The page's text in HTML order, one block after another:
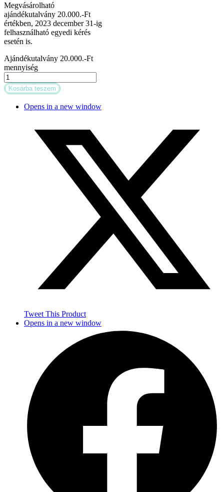
Megvásárolható
ajándékutalvány 20.000.-Ft
értékben, 2023 december 31-ig
felhasználható egyedi kérés
esetén is.
Ajándékutalvány 20.000.-Ft
mennyiség
Kosárba teszem
Opens in a new window
Tweet This Product
Opens in a new window